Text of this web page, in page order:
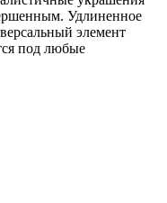
Удлиненное
элемент
под любые